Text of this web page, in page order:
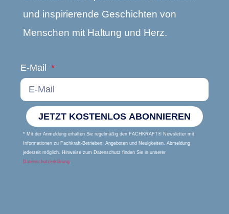
und inspirierende Geschichten von
Menschen mit Haltung und Herz.
E-Mail
JETZT KOSTENLOS ABONNIEREN
* Mit der Anmeldung erhalten Sie regelmäßig den FACHKRAFT® Newsletter mit
Informationen zu Fachkraft-Betrieben, Angeboten und Neuigkeiten. Abmeldung
jederzeit möglich. Hinweise zum Datenschutz finden Sie in unserer
Datenschutzerklärung.